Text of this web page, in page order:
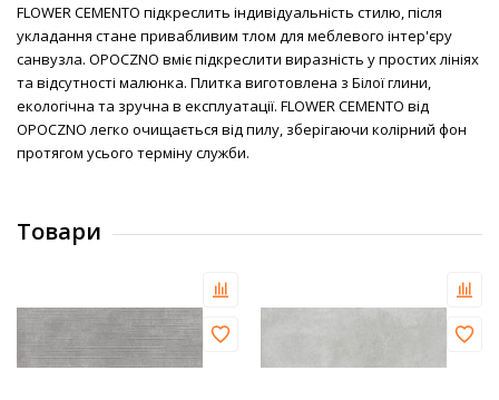
FLOWER CEMENTO підкреслить індивідуальність стилю, після
укладання стане привабливим тлом для меблевого інтер'єру
санвузла. OPOCZNO вміє підкреслити виразність у простих лініях
та відсутності малюнка. Плитка виготовлена з Білої глини,
екологічна та зручна в експлуатації. FLOWER CEMENTO від
OPOCZNO легко очищається від пилу, зберігаючи колірний фон
протягом усього терміну служби.
Товари